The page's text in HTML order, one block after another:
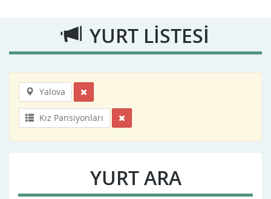
YURT LİSTESİ
Yalova
Kız Pansiyonları
YURT ARA